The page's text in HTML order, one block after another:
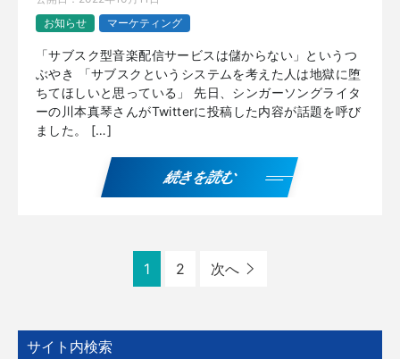
お知らせ
マーケティング
「サブスク型音楽配信サービスは儲からない」というつ
ぶやき 「サブスクというシステムを考えた人は地獄に堕
ちてほしいと思っている」 先日、シンガーソングライタ
ーの川本真琴さんがTwitterに投稿した内容が話題を呼び
ました。 […]
続きを読む
1 2 次へ
サイト内検索